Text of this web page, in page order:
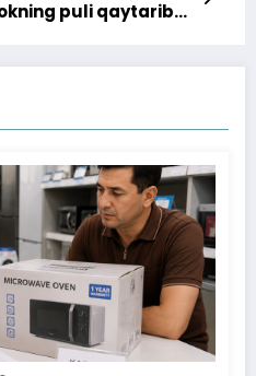
puli qaytarib